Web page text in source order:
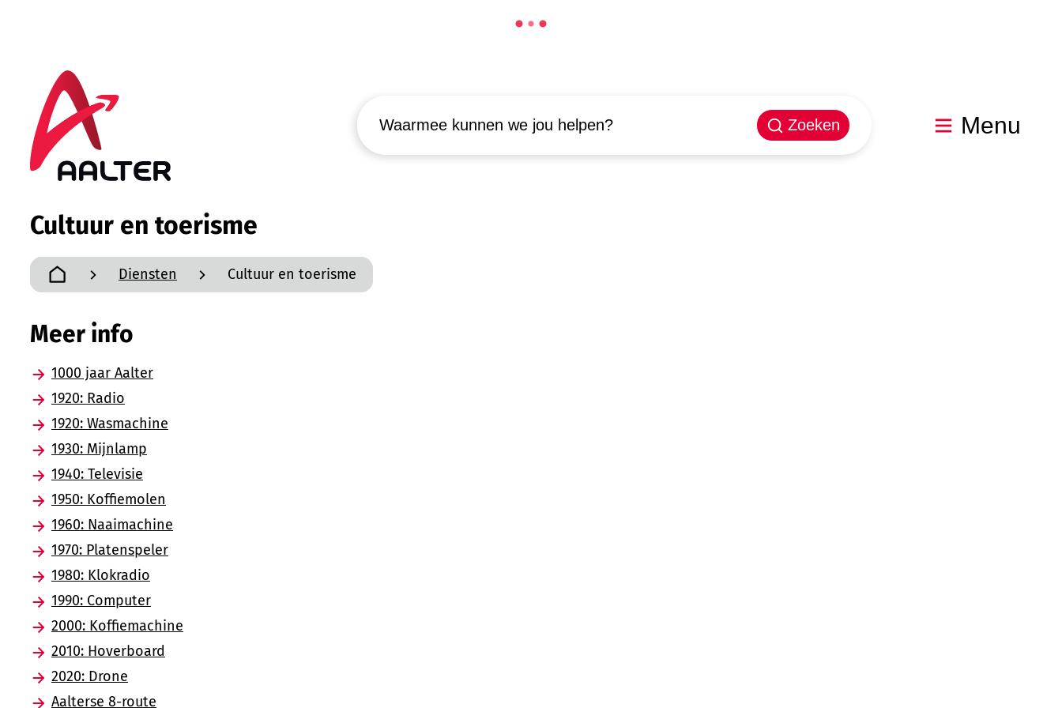
Aalter
Zoeken
Menu
Cultuur en toerisme
Startpagina
Diensten Cultuur en toerisme
Meer info
1000 jaar Aalter
1920: Radio
1920: Wasmachine
1930: Mijnlamp
1940: Televisie
1950: Koffiemolen
1960: Naaimachine
1970: Platenspeler
1980: Klokradio
1990: Computer
2000: Koffiemachine
2010: Hoverboard
2020: Drone
Aalterse 8-route